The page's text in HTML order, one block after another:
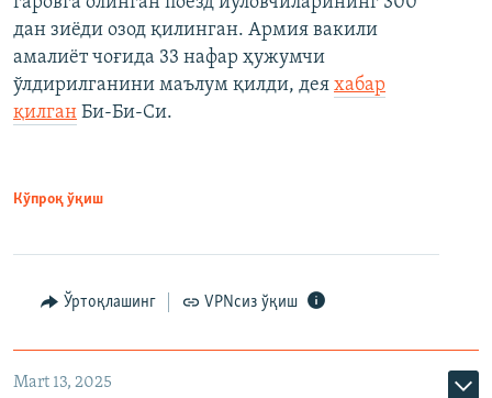
дан зиёди озод қилинган. Армия вакили
амалиёт чоғида 33 нафар ҳужумчи
ўлдирилганини маълум қилди, дея хабар
қилган Би-Би-Си.
Кўпроқ ўқиш
Ўртоқлашинг VPNсиз ўқиш
Mart 13, 2025